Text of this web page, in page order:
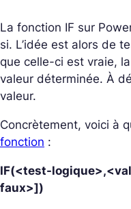
La fonction IF sur
si. L’idée est alors de
que celle-ci est vraie,
valeur déterminée. À
valeur.
Concrètement, voici à
fonction :
IF(<test-
faux>])